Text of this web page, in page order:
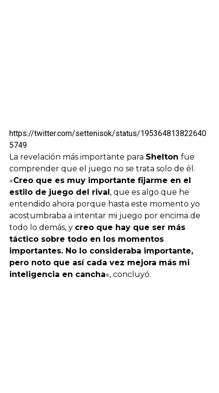
https://twitter.com/settenisok/status/195364813822640
5749
La revelación más importante para Shelton fue
comprender que el juego no se trata solo de él.
«Creo que es muy importante fijarme en el
estilo de juego del rival, que es algo que he
entendido ahora porque hasta este momento yo
acostumbraba a intentar mi juego por encima de
todo lo demás, y creo que hay que ser más
táctico sobre todo en los momentos
importantes. No lo consideraba importante,
pero noto que así cada vez mejora más mi
inteligencia en cancha«, concluyó.